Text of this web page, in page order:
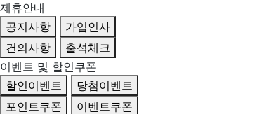
제휴안내
공지사항
가입인사
건의사항
출석체크
이벤트 및 할인쿠폰
할인이벤트
당첨이벤트
포인트쿠폰
이벤트쿠폰